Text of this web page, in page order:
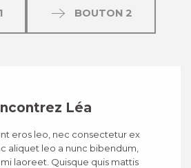
BOUTON 2
Léa
eros leo, nec consectetur ex
aliquet leo a nunc bibendum,
laoreet. Quisque quis mattis